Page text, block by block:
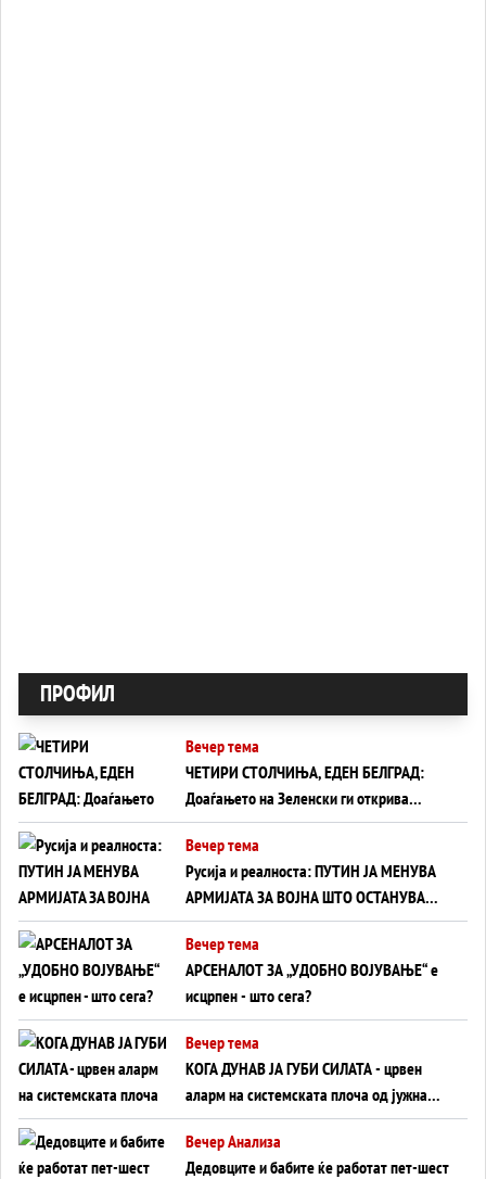
ПРОФИЛ
Вечер тема
ЧЕТИРИ СТОЛЧИЊА, ЕДЕН БЕЛГРАД:
Доаѓањето на Зеленски ги открива
тајните на политиката на балансирање
на Вучиќ
Вечер тема
Русија и реалноста: ПУТИН ЈА МЕНУВА
АРМИЈАТА ЗА ВОЈНА ШТО ОСТАНУВА
БЕЗ ФРОНТ
Вечер тема
АРСЕНАЛОТ ЗА „УДОБНО ВОЈУВАЊЕ“ е
исцрпен - што сега?
Вечер тема
КОГА ДУНАВ ЈА ГУБИ СИЛАТА - црвен
аларм на системската плоча од јужна
Германија до Црното Море...
Вечер Анализа
Дедовците и бабите ќе работат пет-шест